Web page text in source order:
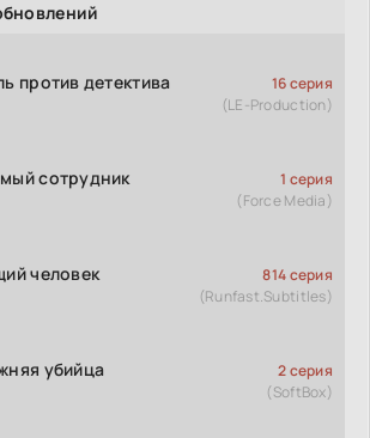
против детектива
16 серия
(LE-Production)
сотрудник
1 серия
(Force Media)
человек
814 серия
(Runfast.Subtitles)
убийца
2 серия
(SoftBox)